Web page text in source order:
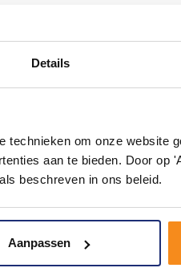
Details
technieken om onze website
aan te bieden. Door op
beschreven in ons beleid.
Aanpassen
#mijndroombadkamer